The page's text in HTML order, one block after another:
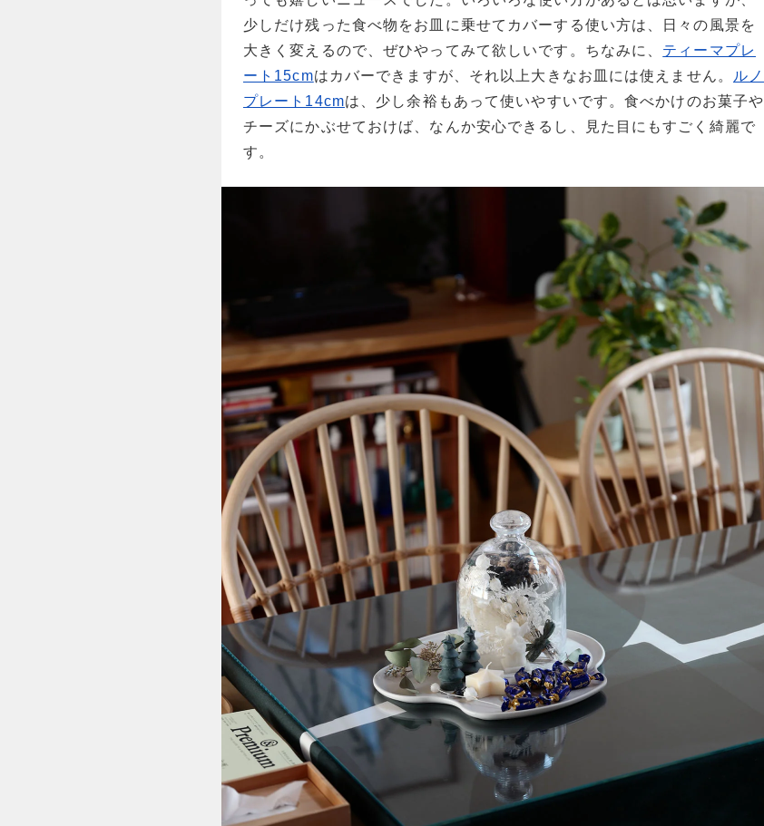
少しだけ残った食べ物をお皿に乗せてカバーする使い方は、日々の風景を
大きく変えるので、ぜひやってみて欲しいです。ちなみに、 ティーマプレ
ート15cmはカバーできますが、それ以上大きなお皿には使えません。
ルノ
プレート14cmは、少し余裕もあって使いやすいです。食べかけのお菓子や
チーズにかぶせておけば、なんか安心できるし、見た目にもすごく綺麗で
す。